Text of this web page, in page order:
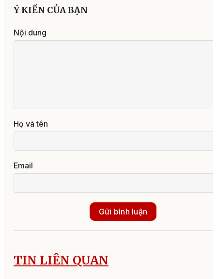
Ý KIẾN CỦA BẠN
Nội dung
Họ và tên
Email
Gửi bình luận
TIN LIÊN QUAN